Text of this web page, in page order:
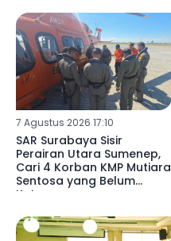
7 Agustus 2026 17:10
SAR Surabaya Sisir
Perairan Utara Sumenep,
Cari 4 Korban KMP Mutiara
Sentosa yang Belum
Ketemu